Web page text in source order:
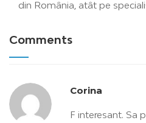
din România, atât pe
Comments
Corina
F interesant. Sa